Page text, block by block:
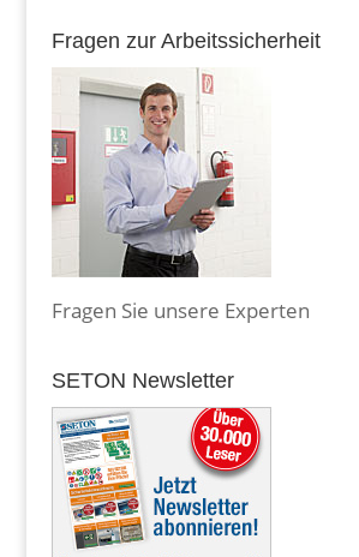
Fragen zur Arbeitssicherheit
Fragen Sie unsere Experten
SETON Newsletter